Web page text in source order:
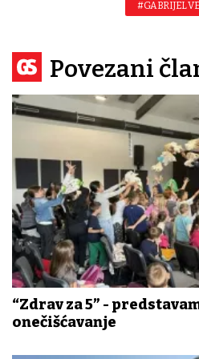
#GABRIJEL
Povezani
“Zdrav za 5” -
onečišćavanje